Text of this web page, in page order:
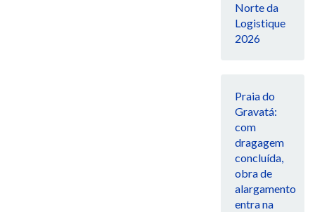
Norte da
Logistique
2026
Praia do
Gravatá:
com
dragagem
concluída,
obra de
alargamento
entra na